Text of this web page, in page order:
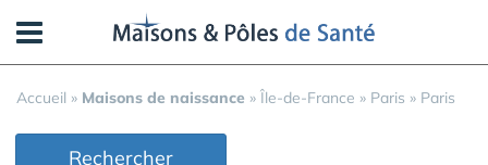
Accueil » Maisons de naissance » Île-de-France » Paris » Paris
Rechercher
Panneau de gestion des cookies